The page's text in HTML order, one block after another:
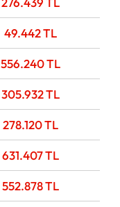
49.442TL
556.240TL
305.932TL
278.120TL
631.407TL
552.878TL